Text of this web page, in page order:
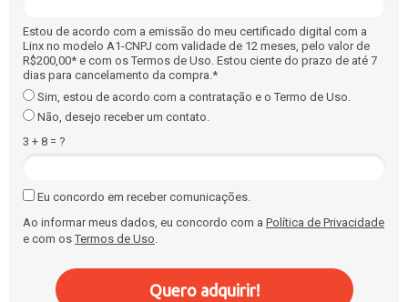
Estou de acordo com a emissão do meu certificado digital com a
Linx no modelo A1-CNPJ com validade de 12 meses, pelo valor de
R$200,00* e com os Termos de Uso. Estou ciente do prazo de até 7
dias para cancelamento da compra.*
Sim, estou de acordo com a contratação e o Termo de Uso.
Não, desejo receber um contato.
3 + 8 = ?
Eu concordo em receber comunicações.
Ao informar meus dados, eu concordo com a Política de Privacidade
e com os Termos de Uso.
Quero adquirir!